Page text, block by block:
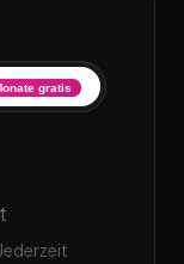
gratis